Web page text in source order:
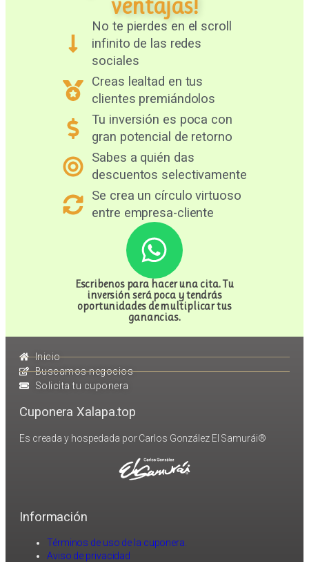
ventajas!
No te pierdes en el scroll
infinito de las redes
sociales
Creas lealtad en tus
clientes premiándolos
Tu inversión es poca con
gran potencial de retorno
Sabes a quién das
descuentos selectivamente
Se crea un círculo virtuoso
entre empresa-cliente
Escribenos para hacer una cita. Tu
inversión será poca y tendrás
oportunidades de multiplicar tus
ganancias.
Inicio
Buscamos negocios
Solicita tu cuponera
Cuponera Xalapa.top
Es creada y hospedada por Carlos González El Samurái®
Información
Términos de uso de la cuponera.
Aviso de privacidad